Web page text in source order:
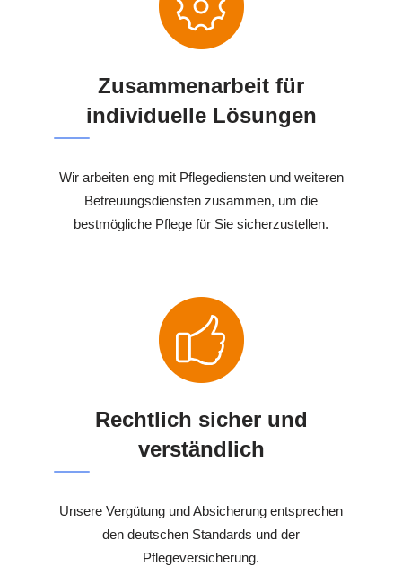
Zusammenarbeit für
individuelle Lösungen
Wir arbeiten eng mit Pflegediensten und weiteren
Betreuungsdiensten zusammen, um die
bestmögliche Pflege für Sie sicherzustellen.
Rechtlich sicher und
verständlich
Unsere Vergütung und Absicherung entsprechen
den deutschen Standards und der
Pflegeversicherung.